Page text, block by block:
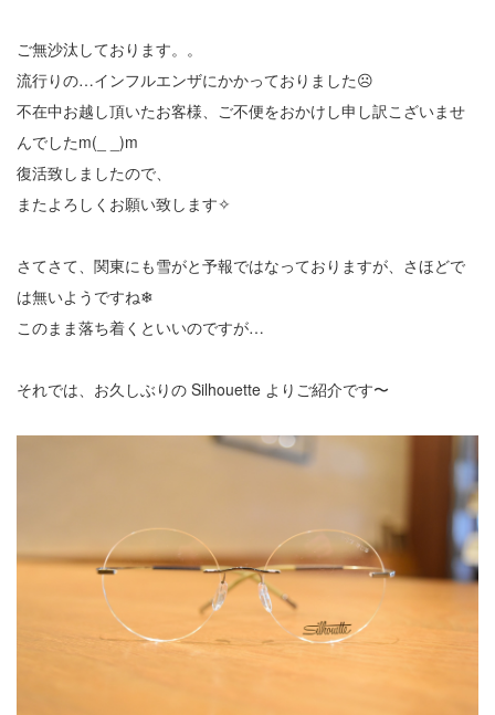
ご無沙汰しております。。
流行りの…インフルエンザにかかっておりました☹︎
不在中お越し頂いたお客様、ご不便をおかけし申し訳こざいませ
んでしたm(_ _)m
復活致しましたので、
またよろしくお願い致します✧
さてさて、関東にも雪がと予報ではなっておりますが、さほどで
は無いようですね❄︎
このまま落ち着くといいのですが…
それでは、お久しぶりの Silhouette よりご紹介です〜